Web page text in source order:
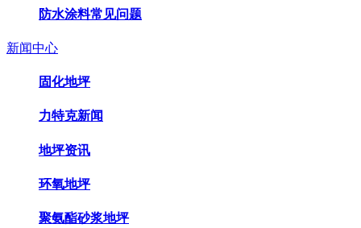
防水涂料常见问题
新闻中心
固化地坪
力特克新闻
地坪资讯
环氧地坪
聚氨酯砂浆地坪